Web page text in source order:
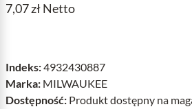
7,07 zł Netto
Indeks:4932430887
Marka: MILWAUKEE
Dostępność: Produkt dostępny na